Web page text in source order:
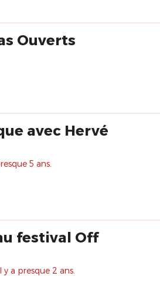
Ouverts
avec Hervé
5 ans.
festival Off
a presque 2 ans.